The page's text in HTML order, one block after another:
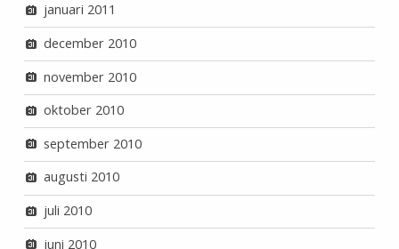
januari 2011
december 2010
november 2010
oktober 2010
september 2010
augusti 2010
juli 2010
juni 2010